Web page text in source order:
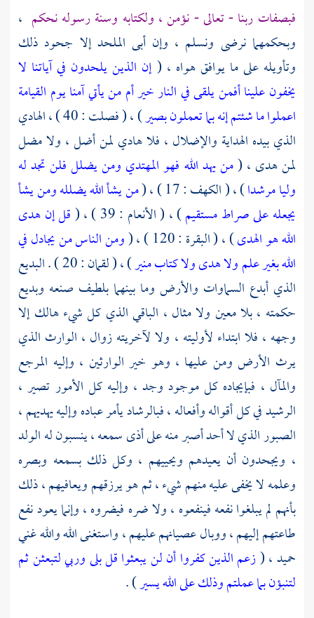
فبصفات ربنا - تعالى - نؤمن ، ولكتابه وسنة رسوله نحكم ،
وبحكمهما نرضى ونسلم ، وإن أبى الملحد إلا جحود ذلك
وتأويله على ما يوافق هواه ، (إن الذين يلحدون في آياتنا لا
يخفون علينا أفمن يلقى في النار خير أم من يأتي آمنا يوم القيامة
اعملوا ما شئتم إنه بما تعملون بصير
) ، ( فصلت : 40 ) ، الهادي
الذي بيده الهداية والإضلال ، فلا هادي لمن أضل ، ولا مضل
لمن هدى ، (من يهد الله فهو المهتدي ومن يضلل فلن تجد له
وليا مرشدا) ، ( الكهف : 17 ) ، (
من يشأ الله يضلله ومن يشأ
يجعله على صراط مستقيم) ، ( الأنعام : 39 ) ، (
قل إن هدى
الله هو الهدى) ، ( البقرة : 120 ) ، (
ومن الناس من يجادل في
الله بغير علم ولا هدى ولا كتاب منير
) ، ( لقمان : 20 ) . البديع
الذي أبدع السماوات والأرض وما بينهما بلطيف صنعه وبديع
حكمته ، بلا معين ولا مثال ، الباقي الذي كل شيء هالك إلا
وجهه ، فلا ابتداء لأوليته ، ولا لآخريته زوال ، الوارث الذي
يرث الأرض ومن عليها ، وهو خير الوارثين ، وإليه المرجع
والمآل ، فبإيجاده كل موجود وجد ، وإليه كل الأمور تصير ،
الرشيد في كل أقواله وأفعاله ، فبالرشاد يأمر عباده وإليه يهديهم ،
الصبور الذي لا أحد أصبر منه على أذى سمعه ، ينسبون له الولد
، ويجحدون أن يعيدهم ويحييهم ، وكل ذلك بسمعه وبصره
وعلمه لا يخفى عليه منهم شيء ، ثم هو يرزقهم ويعافيهم ، ذلك
بأنهم لم يبلغوا نفعه فينفعوه ، ولا ضره فيضروه ، وإنما يعود نفع
طاعتهم إليهم ، ووبال عصيانهم عليهم ، واستغنى الله والله غني
حميد ، (زعم الذين كفروا أن لن يبعثوا قل بلى وربي لتبعثن ثم
لتنبؤن بما عملتم وذلك على الله يسير) .